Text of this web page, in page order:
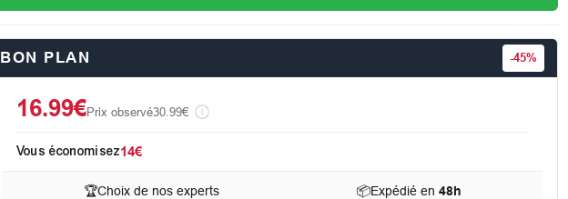
BON PLAN -45%
16.99€Prix observé30.99€
Vous économisez14€
🏆Choix de nos experts 📦Expédié en 48h